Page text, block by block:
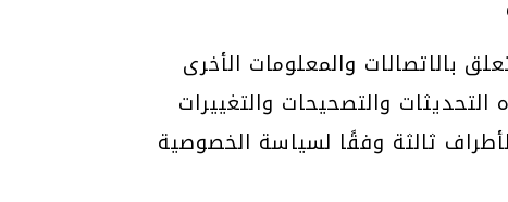
(2) تغيير تفضيلاتك فيما يتعلق بالاتصالات والمعلومات الأخرى
لهذه التحديثات والتصحيحات والتغييرات
ثالثة وفقًا لسياسة الخصوصية